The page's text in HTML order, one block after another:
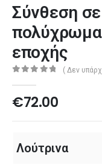
Σύνθεση σε
εποχής
( Δεν
€72.00
Λούτρινα